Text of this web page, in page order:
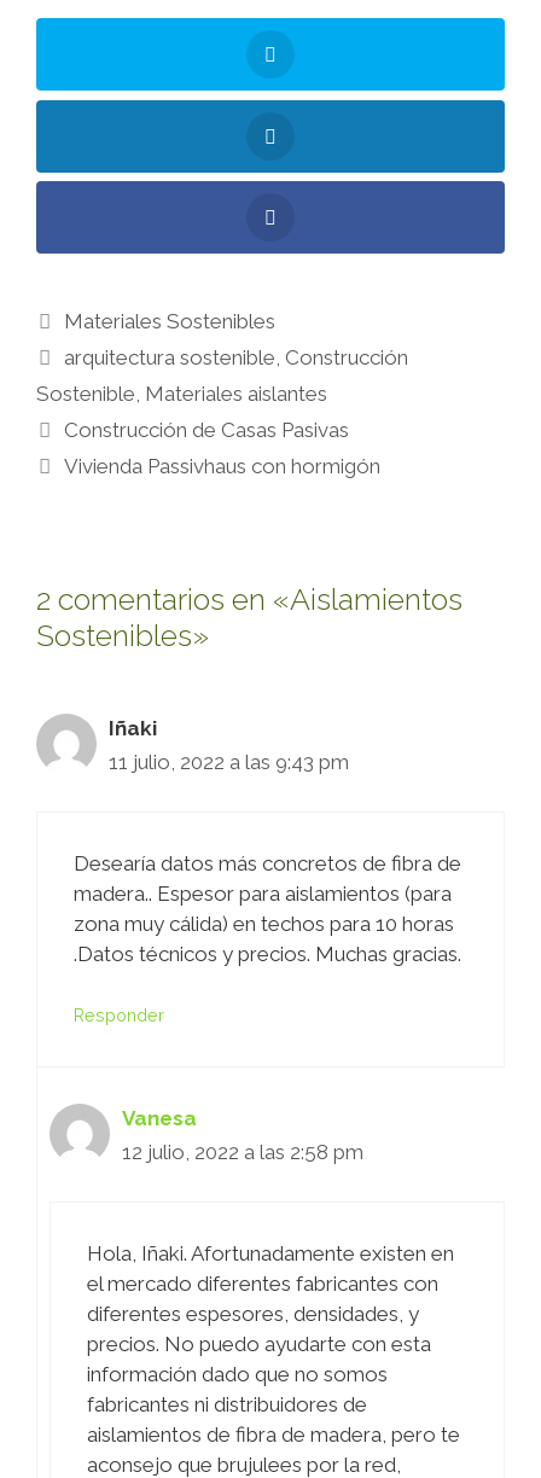
Materiales Sostenibles
arquitectura sostenible, Construcción
Sostenible, Materiales aislantes
Construcción de Casas Pasivas
Vivienda Passivhaus con hormigón
2 comentarios en «Aislamientos
Sostenibles»
Iñaki
11 julio, 2022 a las 9:43 pm
Desearía datos más concretos de fibra de
madera.. Espesor para aislamientos (para
zona muy cálida) en techos para 10 horas
.Datos técnicos y precios. Muchas gracias.
Responder
Vanesa
12 julio, 2022 a las 2:58 pm
Hola, Iñaki. Afortunadamente existen en
el mercado diferentes fabricantes con
diferentes espesores, densidades, y
precios. No puedo ayudarte con esta
información dado que no somos
fabricantes ni distribuidores de
aislamientos de fibra de madera, pero te
aconsejo que brujulees por la red,